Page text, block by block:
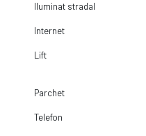
Iluminat stradal
Internet
Lift
Parchet
Telefon